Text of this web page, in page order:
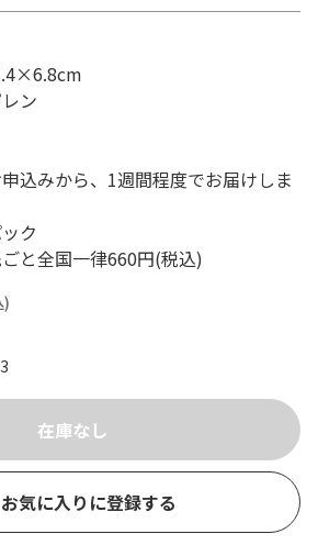
ン
込みから、1週間程度でお届けしま
ク
と全国一律660円(税込)
)
お気に入りに登録する